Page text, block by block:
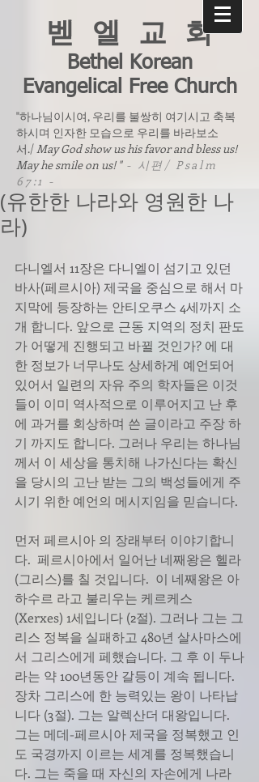
벧 엘 교 회
Bethel Korean
Evangelical Free Church
"하나님이시여, 우리를 불쌍히 여기시고 축복
하시며 인자한 모습으로 우리를 바라보소
서./May God show us his favor and bless us!
May he smile on us! " - 시편/ Psalm
67:1 -
(유한한 나라와 영원한 나
라)
다니엘서 11장은 다니엘이 섬기고 있던
바사(페르시아) 제국을 중심으로 해서 마
지막에 등장하는 안티오쿠스 4세까지 소
개 합니다. 앞으로 근동 지역의 정치 판도
가 어떻게 진행되고 바뀔 것인가? 에 대
한 정보가 너무나도 상세하게 예언되어
있어서 일련의 자유 주의 학자들은 이것
들이 이미 역사적으로 이루어지고 난 후
에 과거를 회상하며 쓴 글이라고 주장 하
기 까지도 합니다. 그러나 우리는 하나님
께서 이 세상을 통치해 나가신다는 확신
을 당시의 고난 받는 그의 백성들에게 주
시기 위한 예언의 메시지임을 믿습니다.
먼저 페르시아 의 장래부터 이야기합니
다.  페르시아에서 일어난 네째왕은 헬라
(그리스)를 칠 것입니다.  이 네째왕은 아
하수르 라고 불리우는 케르케스
(Xerxes) 1세입니다 (2절). 그러나 그는 그
리스 정복을 실패하고 480년 살사마스에
서 그리스에게 페했습니다. 그 후 이 두나
라는 약 100년동안 갈등이 계속 됩니다.
장차 그리스에 한 능력있는 왕이 나타납
니다 (3절). 그는 알렉산더 대왕입니다.
그는 메데-페르시아 제국을 정복했고 인
도 국경까지 이르는 세계를 정복했습니
다. 그는 죽을 때 자신의 자손에게 나라